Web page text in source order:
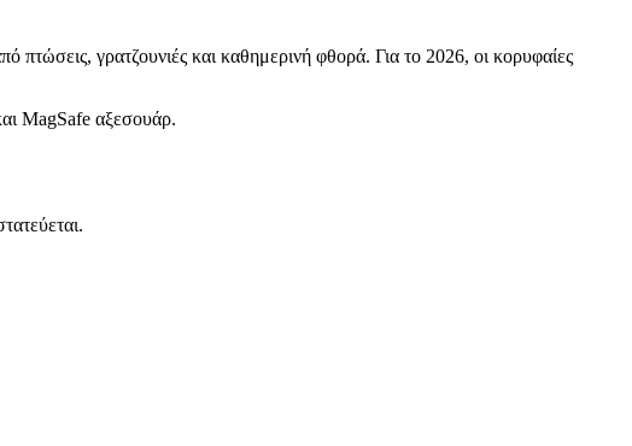
γρατζουνιές και καθημερινή φθορά. Για το 2026, οι κορυφαίες
MagSafe αξεσουάρ.